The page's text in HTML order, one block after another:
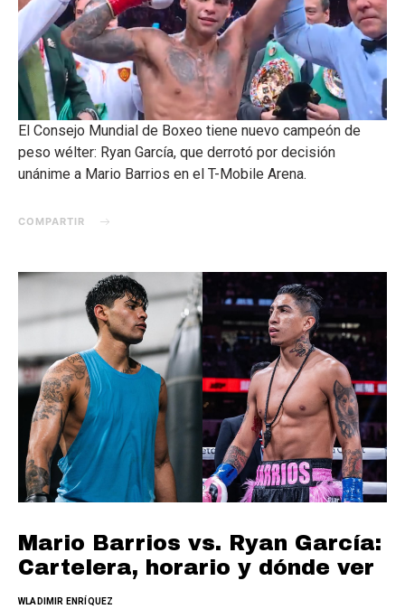
El Consejo Mundial de Boxeo tiene nuevo campeón de
peso wélter: Ryan García, que derrotó por decisión
unánime a Mario Barrios en el T-Mobile Arena.
COMPARTIR
Mario Barrios vs. Ryan García:
Cartelera, horario y dónde ver
WLADIMIR ENRÍQUEZ